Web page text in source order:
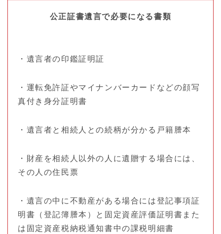
公正証書遺言で必要になる書類
・遺言者の印鑑証明証
・運転免許証やマイナンバーカードなどの顔写
真付き身分証明書
・遺言者と相続人との続柄が分かる戸籍謄本
・財産を相続人以外の人に遺贈する場合には、
その人の住民票
・遺言の中に不動産がある場合には登記事項証
明書（登記簿謄本）と固定資産評価証明書また
は固定資産税納税通知書中の課税明細書